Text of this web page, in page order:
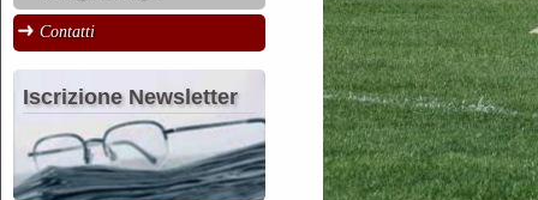
Contatti
Iscrizione Newsletter